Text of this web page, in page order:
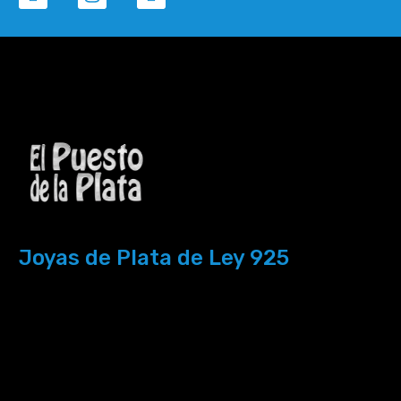
Joyas de Plata de Ley 925